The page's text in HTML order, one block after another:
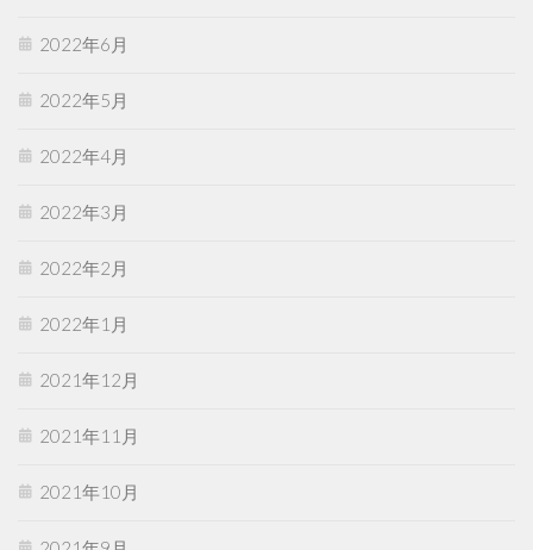
2022年6月
2022年5月
2022年4月
2022年3月
2022年2月
2022年1月
2021年12月
2021年11月
2021年10月